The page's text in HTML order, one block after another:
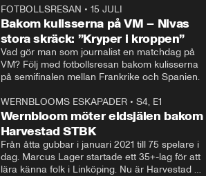
FOTBOLLSRESAN • 15 JULI
Bakom kulisserna på VM – Nivas
stora skräck: ”Kryper i kroppen”
Vad gör man som journalist en matchdag på
VM? Följ med fotbollsresan bakom kulisserna
på semifinalen mellan Frankrike och Spanien.
WERNBLOOMS ESKAPADER• S4, E1
Wernbloom möter eldsjälen bakom
Harvestad STBK
Från åtta gubbar i januari 2021 till 75 spelare i
dag. Marcus Lager startade ett 35+-lag för att
lära känna folk i Linköping. Nu är Harvestad